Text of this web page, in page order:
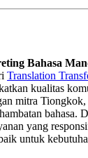
Bahasa
Translation
kualitas
mitra Tiongkok,
bahasa.
yang
untuk